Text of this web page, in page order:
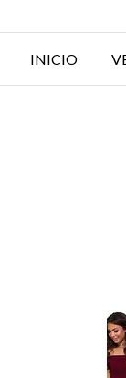
INICIO